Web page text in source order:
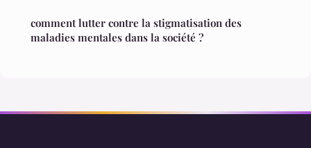
comment lutter contre la stigmatisation des
maladies mentales dans la société ?